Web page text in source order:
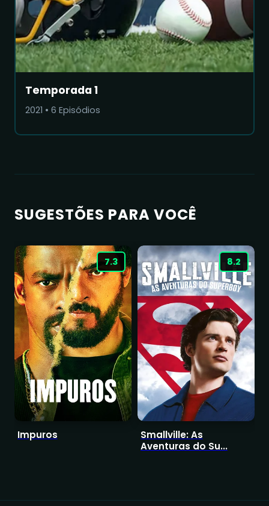
Temporada 1
2021 • 6 Episódios
SUGESTÕES PARA VOCÊ
7.3
Impuros
8.2
Smallville: As
Aventuras do Su...